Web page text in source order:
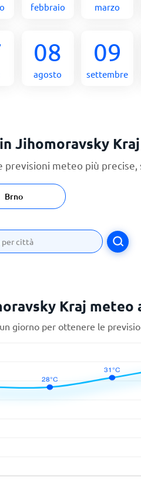
febbraio marzo
08
agosto
09
settembre
Jihomoravsky Kraj
previsioni meteo più precise,
Brno
Kraj meteo
un giorno per ottenere le